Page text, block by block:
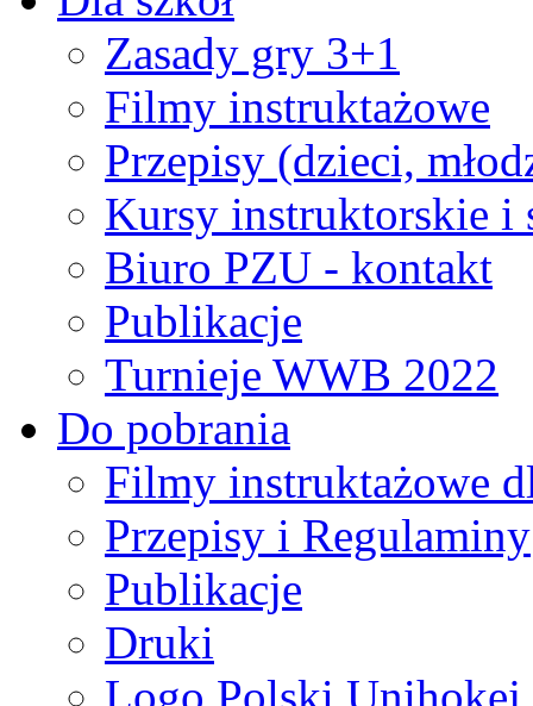
Zasady gry 3+1
Filmy instruktażowe
Przepisy (dzieci,
Kursy instruktorskie i
Biuro PZU - kontakt
Publikacje
Turnieje WWB 2022
Do pobrania
Filmy instruktażowe
Przepisy i Regulaminy
Publikacje
Druki
Logo Polski Unihokej